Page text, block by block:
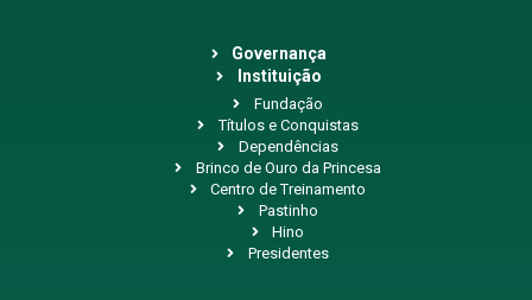
Governança
Instituição
Fundação
Títulos e Conquistas
Dependências
Brinco de Ouro da Princesa
Centro de Treinamento
Pastinho
Hino
Presidentes